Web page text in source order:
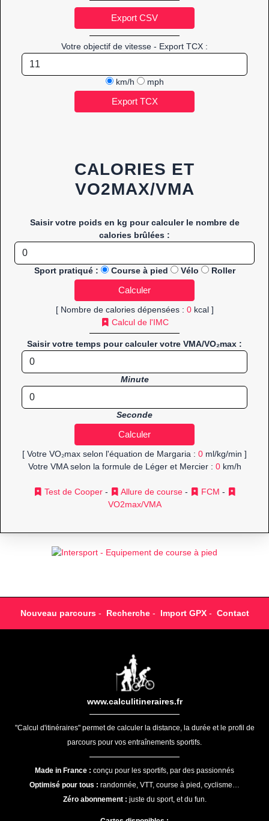
Votre objectif de vitesse - Export TCX :
km/h mph
CALORIES ET
VO2MAX/VMA
Saisir votre poids en kg pour calculer le nombre de
calories brûlées :
Sport pratiqué : Course à pied Vélo Roller
[ Nombre de calories dépensées : 0kcal ]
Calcul de l'IMC
Saisir votre temps pour calculer votre VMA/VO₂max :
Minute
Seconde
[ Votre VO₂max selon l'équation de Margaria : 0 ml/kg/min ]
Votre VMA selon la formule de Léger et Mercier : 0km/h
Test de Cooper- Allure de course- FCM -
VO2max/VMA
Nouveau parcours- Recherche- Import GPX- Contact
www.calculitineraires.fr
"Calcul d'itinéraires" permet de calculer la distance, la durée et le profil de
parcours pour vos entraînements sportifs.
Made in France : conçu pour les sportifs, par des passionnés
Optimisé pour tous : randonnée, VTT, course à pied, cyclisme…
Zéro abonnement : juste du sport, et du fun.